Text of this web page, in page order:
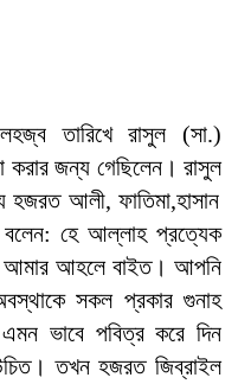
তারিখে রাসুল (সা.)
করার জন্য গেছিলেন। রাসুল
হজরত আলী, ফাতিমা,হাসান
হে আল্লাহ প্রত্যেক
আমার আহলে বাইত। আপনি
সকল প্রকার গুনাহ
ভাবে পবিত্র করে দিন
তখন হজরত জিব্রাইল